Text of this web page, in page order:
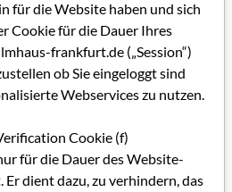
für die Website haben und sich
Cookie für die Dauer Ihres
frankfurt.de („Session“)
ob Sie eingeloggt sind
Webservices zu nutzen.
Cookie (f)
für die Dauer des Website-
Er dient dazu, zu verhindern, das